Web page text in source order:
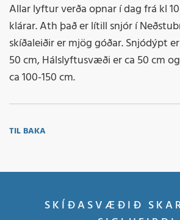
Allar lyftur verða opnar í dag frá kl
klárar. Ath það er lítill snjór í
skíðaleiðir er mjög góðar. Snjódýpt
50 cm, Hálslyftusvæði er ca 50 cm
ca 100-150 cm.
TIL BAKA
SKÍÐASVÆÐIÐ